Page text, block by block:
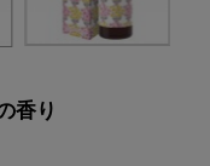
香り